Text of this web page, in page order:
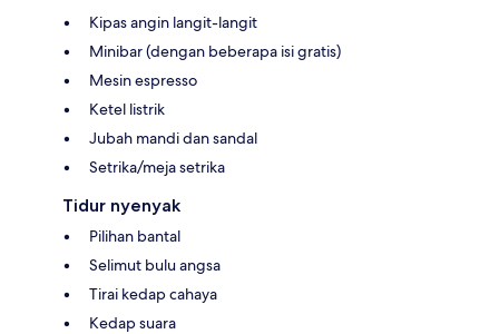
Kipas angin langit-langit
Minibar (dengan beberapa isi gratis)
Mesin espresso
Ketel listrik
Jubah mandi dan sandal
Setrika/meja setrika
Tidur nyenyak
Pilihan bantal
Selimut bulu angsa
Tirai kedap cahaya
Kedap suara